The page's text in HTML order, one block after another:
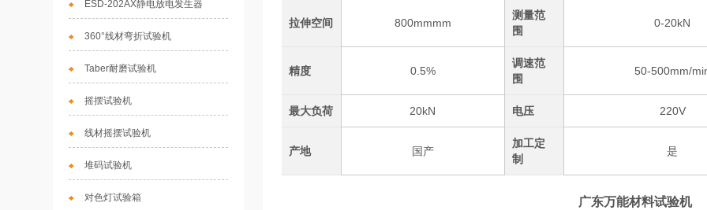
ESD-202AX静电放电发生器
360°线材弯折试验机
Taber耐磨试验机
摇摆试验机
线材摇摆试验机
堆码试验机
对色灯试验箱
拉伸空间 800mmmm
测量范
围
0-20kN
精度 0.5%
调速范
围
50-500mm/
最大负荷 20kN 电压 220V
产地 国产
加工定
制
是
广东万能材料试验机